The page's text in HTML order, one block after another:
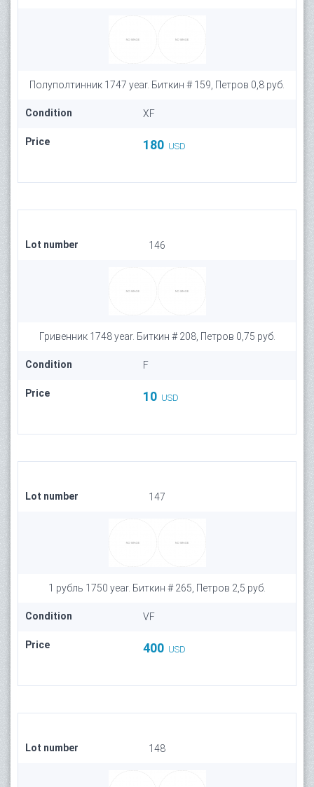
Полуполтинник 1747 year. Биткин # 159, Петров 0,8 руб.
Condition XF
Price 180 USD
Lot number 146
Гривенник 1748 year. Биткин # 208, Петров 0,75 руб.
Condition F
Price 10 USD
Lot number 147
1 рубль 1750 year. Биткин # 265, Петров 2,5 руб.
Condition VF
Price 400 USD
Lot number 148